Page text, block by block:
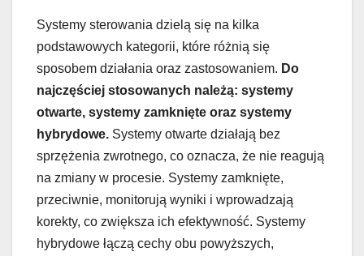
Systemy sterowania dzielą się na kilka
podstawowych kategorii, które różnią się
sposobem działania oraz zastosowaniem. Do
najczęściej stosowanych należą: systemy
otwarte, systemy zamknięte oraz systemy
hybrydowe. Systemy otwarte działają bez
sprzężenia zwrotnego, co oznacza, że nie reagują
na zmiany w procesie. Systemy zamknięte,
przeciwnie, monitorują wyniki i wprowadzają
korekty, co zwiększa ich efektywność. Systemy
hybrydowe łączą cechy obu powyższych,